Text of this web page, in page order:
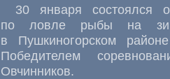
30 января состоялся
по ловле рыбы на
в Пушкиногорском
Победителем
Овчинников.